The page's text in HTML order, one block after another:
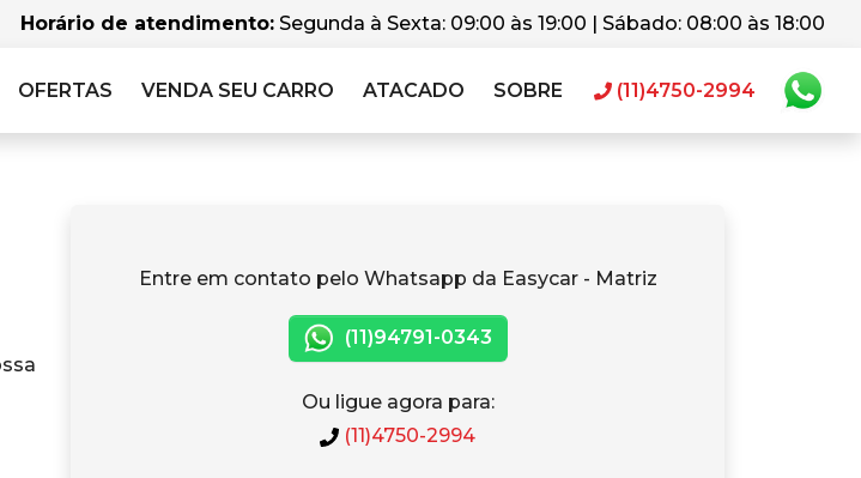
Horário de atendimento: Segunda à Sexta: 09:00 às 19:00 | Sábado: 08:00 às 18:00
OFERTAS VENDA SEU CARRO ATACADO SOBRE (11)4750-2994
Entre em contato pelo Whatsapp da Easycar - Matriz
(11)94791-0343
Ou ligue agora para:
(11)4750-2994